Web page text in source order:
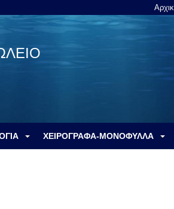
ΧΕΙΡΟΓΡΑΦΑ-ΜΟΝΟΦΥΛΛΑ